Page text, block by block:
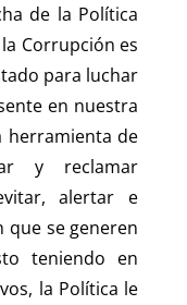
de la Política
Corrupción es
para luchar
en nuestra
herramienta de
y reclamar
alertar e
que se generen
teniendo en
la Política le